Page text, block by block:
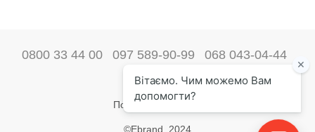
0800 33 44 00 097 589-90-99 068 043-04-44
Наші контакти
Повна версія сайту
©Ebrand. 2024